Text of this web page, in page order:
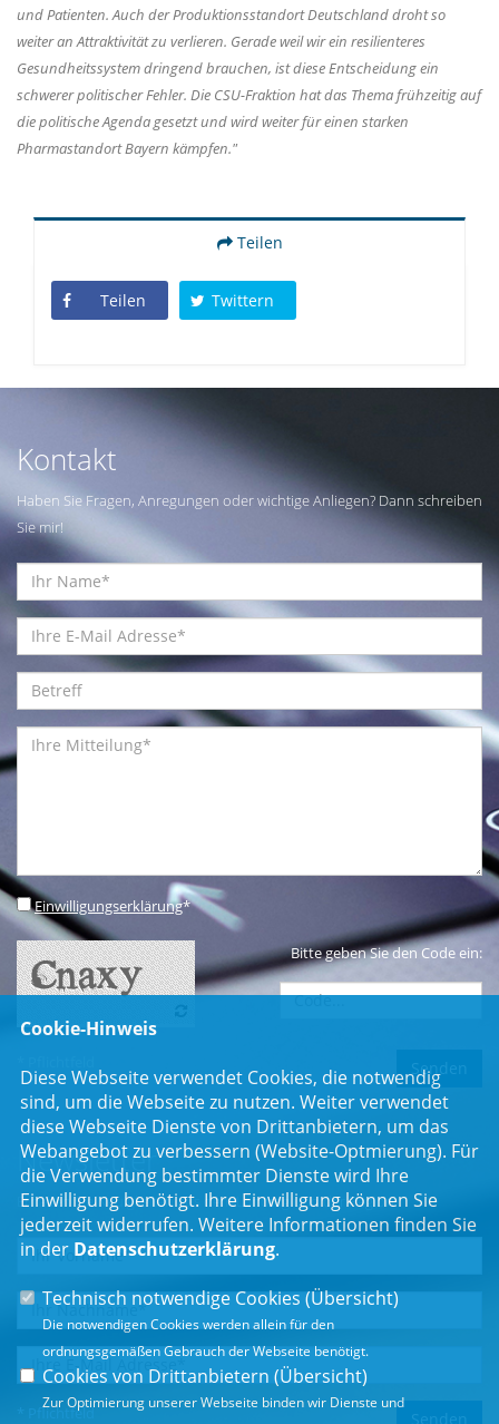
und Patienten. Auch der Produktionsstandort Deutschland droht so
weiter an Attraktivität zu verlieren. Gerade weil wir ein resilienteres
Gesundheitssystem dringend brauchen, ist diese Entscheidung ein
schwerer politischer Fehler. Die CSU-Fraktion hat das Thema frühzeitig auf
die politische Agenda gesetzt und wird weiter für einen starken
Pharmastandort Bayern kämpfen."
Teilen
Teilen Twittern
Kontakt
Haben Sie Fragen, Anregungen oder wichtige Anliegen? Dann schreiben
Sie mir!
Einwilligungserklärung*
Bitte geben Sie den Code ein:
Newsletter
Erhalten Sie Neuigkeiten aus dem Landtag und der Region.
* Pflichtfeld
Cookie-Hinweis
Diese Webseite verwendet Cookies, die notwendig
sind, um die Webseite zu nutzen. Weiter verwendet
diese Webseite Dienste von Drittanbietern, um das
Webangebot zu verbessern (Website-Optmierung). Für
die Verwendung bestimmter Dienste wird Ihre
Einwilligung benötigt. Ihre Einwilligung können Sie
jederzeit widerrufen. Weitere Informationen finden Sie
in der Datenschutzerklärung.
Technisch notwendige Cookies (Übersicht)
Die notwendigen Cookies werden allein für den
ordnungsgemäßen Gebrauch der Webseite benötigt.
Cookies von Drittanbietern (Übersicht)
Zur Optimierung unserer Webseite binden wir Dienste und